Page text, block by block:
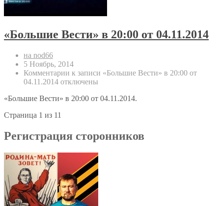
«Большие Вести» в 20:00 от 04.11.2014
на nod66
5 Ноябрь, 2014
Комментарии к записи «Большие Вести» в 20:00 от
04.11.2014 отключены
«Большие Вести» в 20:00 от 04.11.2014.
Страница 1 из 11
Регистрация сторонников